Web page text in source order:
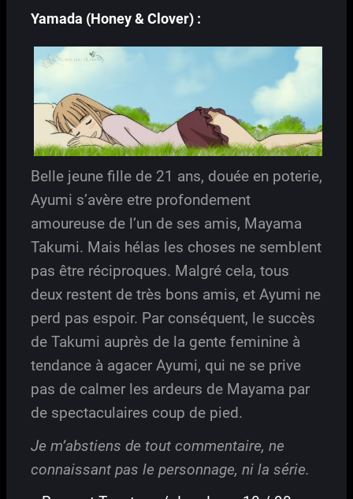
Yamada (Honey & Clover) :
Belle jeune fille de 21 ans, douée en poterie,
Ayumi s’avère etre profondement
amoureuse de l’un de ses amis, Mayama
Takumi. Mais hélas les choses ne semblent
pas être réciproques. Malgré cela, tous
deux restent de très bons amis, et Ayumi ne
perd pas espoir. Par conséquent, le succès
de Takumi auprès de la gente feminine à
tendance à agacer Ayumi, qui ne se prive
pas de calmer les ardeurs de Mayama par
de spectaculaires coup de pied.
Je m’abstiens de tout commentaire, ne
connaissant pas le personnage, ni la série.